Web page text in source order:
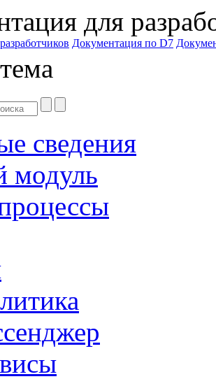
для
Документация по D7
сведения
модуль